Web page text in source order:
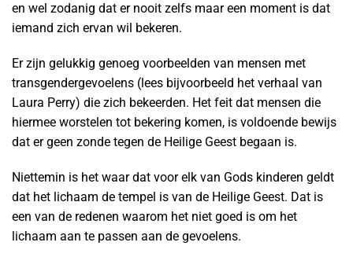
en wel zodanig dat er nooit zelfs maar een moment is dat
iemand zich ervan wil bekeren.
Er zijn gelukkig genoeg voorbeelden van mensen met
transgendergevoelens (lees bijvoorbeeld het verhaal van
Laura Perry) die zich bekeerden. Het feit dat mensen die
hiermee worstelen tot bekering komen, is voldoende bewijs
dat er geen zonde tegen de Heilige Geest begaan is.
Niettemin is het waar dat voor elk van Gods kinderen geldt
dat het lichaam de tempel is van de Heilige Geest. Dat is
een van de redenen waarom het niet goed is om het
lichaam aan te passen aan de gevoelens.